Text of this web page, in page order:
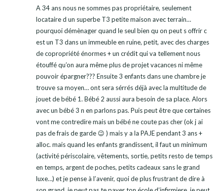
A 34 ans nous ne sommes pas propriétaire, seulement
locataire d un superbe T3 petite maison avec terrain…
pourquoi démènager quand le seul bien qu on peut s offrir c
est un T3 dans un immeuble en ruine, petit, avec des charges
de copropriété énormes + un crédit qui va tellement nous
étouffé qu’on aura même plus de projet vacances ni même
pouvoir épargner??? Ensuite 3 enfants dans une chambre je
trouve sa moyen… ont sera sérrés déjà avec la multitude de
jouet de bébé 1. Bébé 2 aussi aura besoin de sa place. Alors
avec un bébé 3 n en parlons pas. Puis peut être que certaines
vont me contredire mais un bébé ne coute pas cher (ok j ai
pas de frais de garde 😉 ) mais y a la PAJE pendant 3 ans +
alloc. mais quand les enfants grandissent, il faut un minimum
(activité périscolaire, vêtements, sortie, petits resto de temps
en temps, argent de poches, petits cadeaux sans le grand
luxe…) et je pense à l’avenir, quoi de plus frustrant de dire à